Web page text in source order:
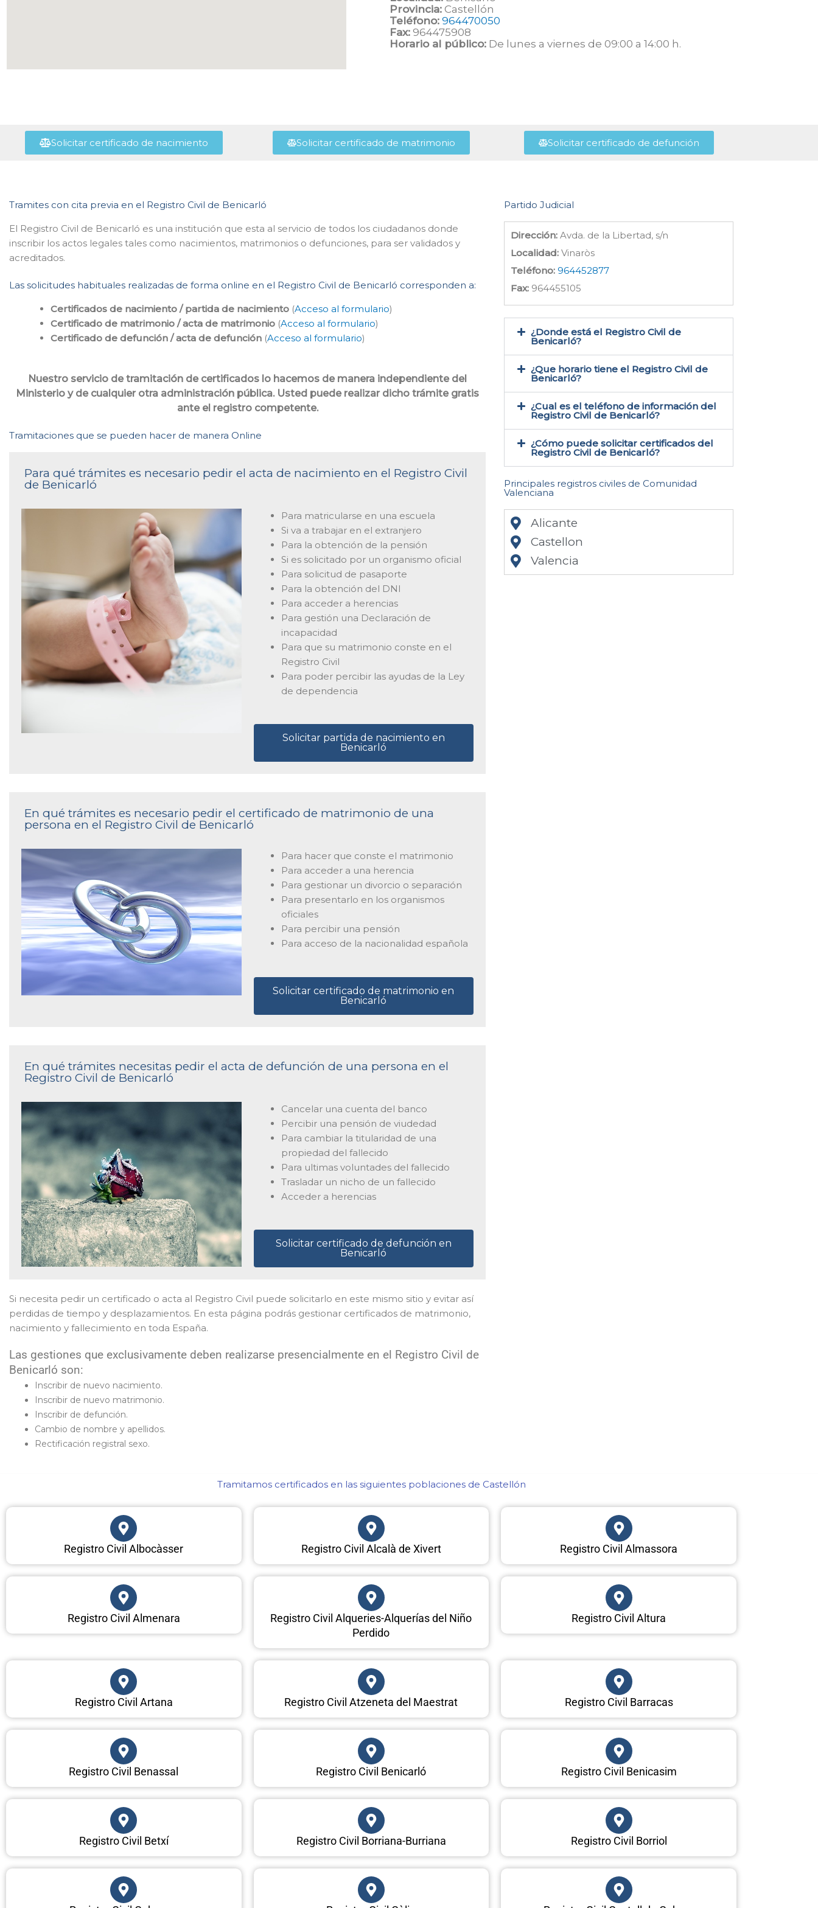
Provincia: Castellón
Teléfono: 964470050
Fax: 964475908
Horario al público: De lunes a viernes de 09:00 a 14:00 h.
Solicitar certificado de nacimiento Solicitar certificado de matrimonio Solicitar certificado de defunción
Tramites con cita previa en el Registro Civil de Benicarló
El Registro Civil de Benicarló es una institución que esta al servicio de todos los ciudadanos donde
inscribir los actos legales tales como nacimientos, matrimonios o defunciones, para ser validados y
acreditados.
Las solicitudes habituales realizadas de forma online en el Registro Civil de Benicarló corresponden a:
Certificados de nacimiento / partida de nacimiento(Acceso al formulario)
Certificado de matrimonio / acta de matrimonio(Acceso al formulario)
Certificado de defunción / acta de defunción(Acceso al formulario)
Nuestro servicio de tramitación de certificados lo hacemos de manera independiente del
Ministerio y de cualquier otra administración pública. Usted puede realizar dicho trámite gratis
ante el registro competente.
Tramitaciones que se pueden hacer de manera Online
Para qué trámites es necesario pedir el acta de nacimiento en el Registro Civil
de Benicarló
Para matricularse en una escuela
Si va a trabajar en el extranjero
Para la obtención de la pensión
Si es solicitado por un organismo oficial
Para solicitud de pasaporte
Para la obtención del DNI
Para acceder a herencias
Para gestión una Declaración de
incapacidad
Para que su matrimonio conste en el
Registro Civil
Para poder percibir las ayudas de la Ley
de dependencia
Solicitar partida de nacimiento en
Benicarló
En qué trámites es necesario pedir el certificado de matrimonio de una
persona en el Registro Civil de Benicarló
Para hacer que conste el matrimonio
Para acceder a una herencia
Para gestionar un divorcio o separación
Para presentarlo en los organismos
oficiales
Para percibir una pensión
Para acceso de la nacionalidad española
Solicitar certificado de matrimonio en
Benicarló
En qué trámites necesitas pedir el acta de defunción de una persona en el
Registro Civil de Benicarló
Cancelar una cuenta del banco
Percibir una pensión de viudedad
Para cambiar la titularidad de una
propiedad del fallecido
Para ultimas voluntades del fallecido
Trasladar un nicho de un fallecido
Acceder a herencias
Solicitar certificado de defunción en
Benicarló
Si necesita pedir un certificado o acta al Registro Civil puede solicitarlo en este mismo sitio y evitar así
perdidas de tiempo y desplazamientos. En esta página podrás gestionar certificados de matrimonio,
nacimiento y fallecimiento en toda España.
Las gestiones que exclusivamente deben realizarse presencialmente en el Registro Civil de
Benicarló son:
Inscribir de nuevo nacimiento.
Inscribir de nuevo matrimonio.
Inscribir de defunción.
Cambio de nombre y apellidos.
Rectificación registral sexo.
Partido Judicial
Dirección: Avda. de la Libertad, s/n
Localidad: Vinaròs
Teléfono: 964452877
Fax: 964455105
¿Donde está el Registro Civil de
Benicarló​?
¿Que horario tiene el Registro Civil de
Benicarló?
¿Cual es el teléfono de información del
Registro Civil de Benicarló​?
¿Cómo puede solicitar certificados del
Registro Civil de Benicarló​?
Principales registros civiles de Comunidad
Valenciana
Alicante
Castellon
Valencia
Tramitamos certificados en las siguientes poblaciones de Castellón​
Registro Civil Albocàsser Registro Civil Alcalà de Xivert Registro Civil Almassora
Registro Civil Almenara
Registro Civil Alqueries-Alquerías del Niño
Perdido
Registro Civil Altura
Registro Civil Artana Registro Civil Atzeneta del Maestrat Registro Civil Barracas
Registro Civil Benassal Registro Civil Benicarló Registro Civil Benicasim
Registro Civil Betxí Registro Civil Borriana-Burriana Registro Civil Borriol